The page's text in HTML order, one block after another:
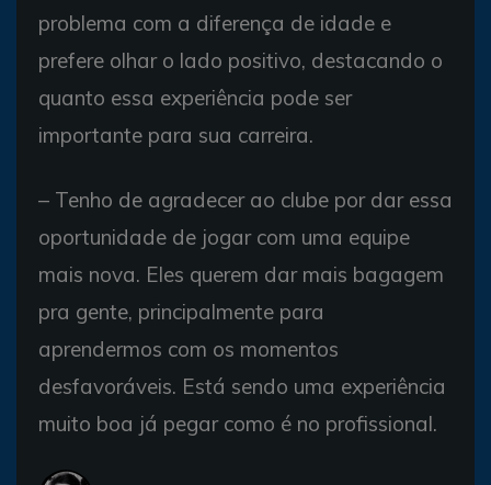
problema com a diferença de idade e
prefere olhar o lado positivo, destacando o
quanto essa experiência pode ser
importante para sua carreira.
– Tenho de agradecer ao clube por dar essa
oportunidade de jogar com uma equipe
mais nova. Eles querem dar mais bagagem
pra gente, principalmente para
aprendermos com os momentos
desfavoráveis. Está sendo uma experiência
muito boa já pegar como é no profissional.